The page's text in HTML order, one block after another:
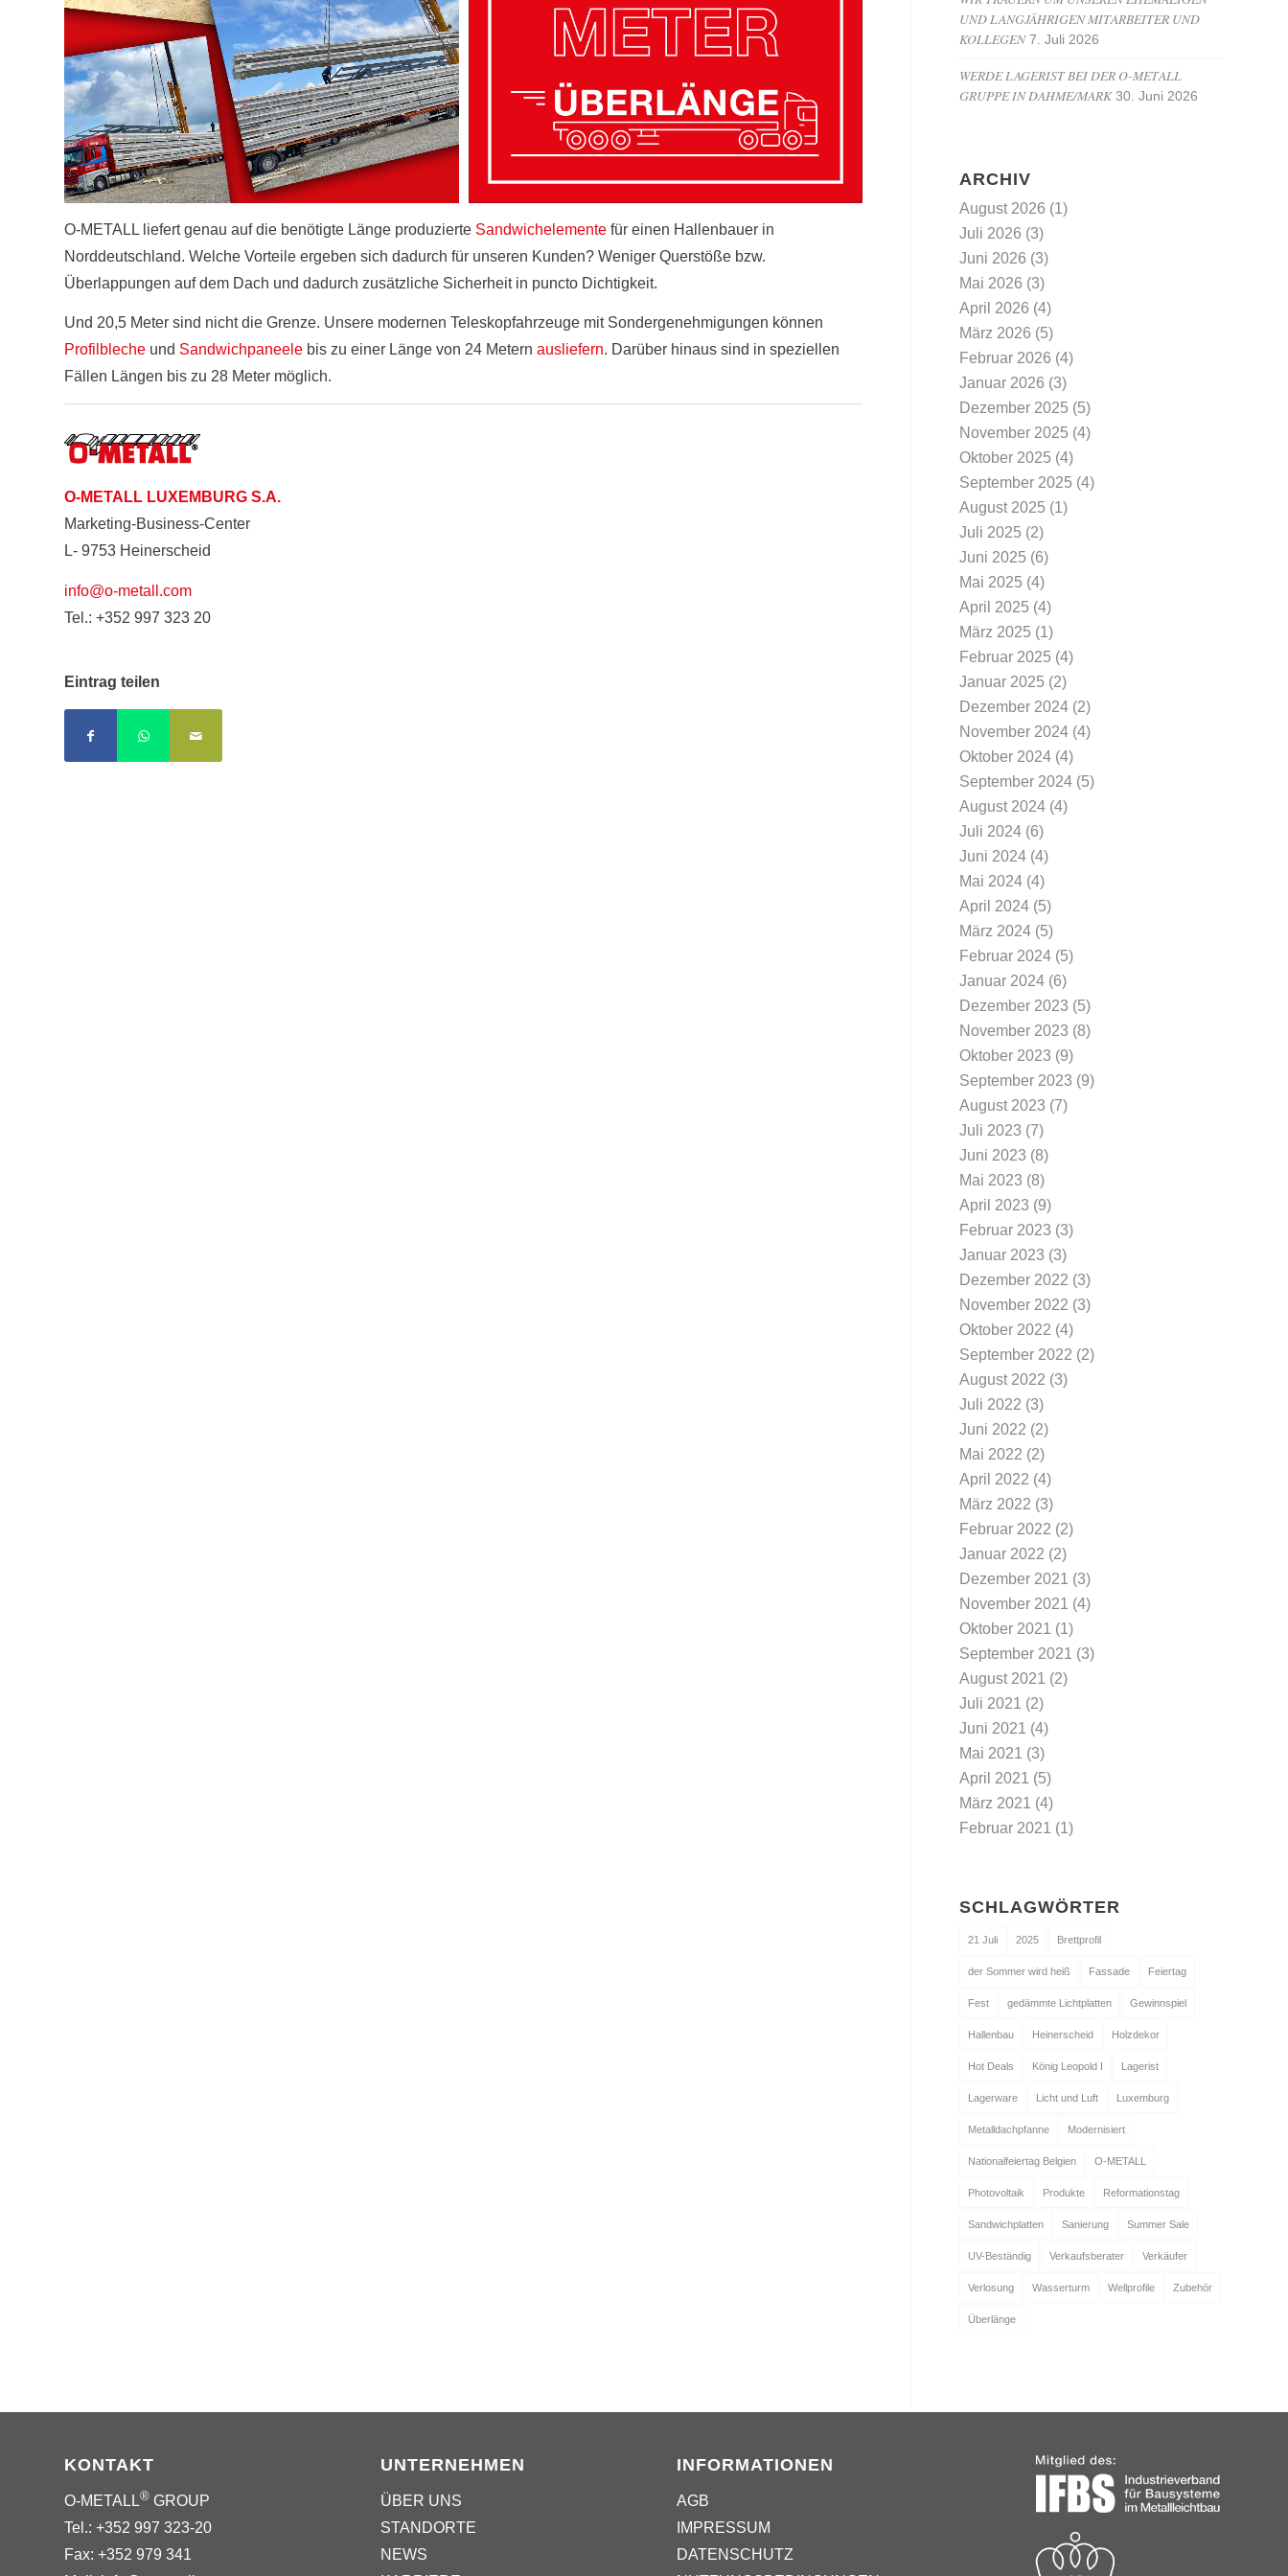
O-METALL liefert genau auf die benötigte Länge produzierte Sandwichelemente für einen Hallenbauer in
Norddeutschland. Welche Vorteile ergeben sich dadurch für unseren Kunden? Weniger Querstöße bzw.
Überlappungen auf dem Dach und dadurch zusätzliche Sicherheit in puncto Dichtigkeit.
Und 20,5 Meter sind nicht die Grenze. Unsere modernen Teleskopfahrzeuge mit Sondergenehmigungen können
Profilbleche und Sandwichpaneele bis zu einer Länge von 24 Metern ausliefern. Darüber hinaus sind in speziellen
Fällen Längen bis zu 28 Meter möglich.
O-METALL LUXEMBURG S.A.
Marketing-Business-Center
L- 9753 Heinerscheid
info@o-metall.com
Tel.: +352 997 323 20
Eintrag teilen
UND LANGJÄHRIGEN MITARBEITER UND
KOLLEGEN 7. Juli 2026
WERDE LAGERIST BEI DER O-METALL
GRUPPE IN DAHME/MARK 30. Juni 2026
ARCHIV
August 2026 (1)
Juli 2026 (3)
Juni 2026 (3)
Mai 2026 (3)
April 2026 (4)
März 2026 (5)
Februar 2026 (4)
Januar 2026 (3)
Dezember 2025 (5)
November 2025 (4)
Oktober 2025 (4)
September 2025 (4)
August 2025 (1)
Juli 2025 (2)
Juni 2025 (6)
Mai 2025 (4)
April 2025 (4)
März 2025 (1)
Februar 2025 (4)
Januar 2025 (2)
Dezember 2024 (2)
November 2024 (4)
Oktober 2024 (4)
September 2024 (5)
August 2024 (4)
Juli 2024 (6)
Juni 2024 (4)
Mai 2024 (4)
April 2024 (5)
März 2024 (5)
Februar 2024 (5)
Januar 2024 (6)
Dezember 2023 (5)
November 2023 (8)
Oktober 2023 (9)
September 2023 (9)
August 2023 (7)
Juli 2023 (7)
Juni 2023 (8)
Mai 2023 (8)
April 2023 (9)
Februar 2023 (3)
Januar 2023 (3)
Dezember 2022 (3)
November 2022 (3)
Oktober 2022 (4)
September 2022 (2)
August 2022 (3)
Juli 2022 (3)
Juni 2022 (2)
Mai 2022 (2)
April 2022 (4)
März 2022 (3)
Februar 2022 (2)
Januar 2022 (2)
Dezember 2021 (3)
November 2021 (4)
Oktober 2021 (1)
September 2021 (3)
August 2021 (2)
Juli 2021 (2)
Juni 2021 (4)
Mai 2021 (3)
April 2021 (5)
März 2021 (4)
Februar 2021 (1)
SCHLAGWÖRTER
21 Juli 2025 Brettprofil
der Sommer wird heiß Fassade Feiertag
Fest gedämmte Lichtplatten Gewinnspiel
Hallenbau Heinerscheid Holzdekor
Hot Deals König Leopold I Lagerist
Lagerware Licht und Luft Luxemburg
Metalldachpfanne Modernisiert
Nationalfeiertag Belgien O-METALL
Photovoltaik Produkte Reformationstag
Sandwichplatten Sanierung Summer Sale
UV-Beständig Verkaufsberater Verkäufer
Verlosung Wasserturm Wellprofile Zubehör
Überlänge
KONTAKT
O-METALL® GROUP
Tel.: +352 997 323-20
Fax: +352 979 341
UNTERNEHMEN
ÜBER UNS
STANDORTE
NEWS
INFORMATIONEN
AGB
IMPRESSUM
DATENSCHUTZ